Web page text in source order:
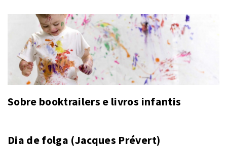
Sobre booktrailers e livros infantis
Dia de folga (Jacques Prévert)